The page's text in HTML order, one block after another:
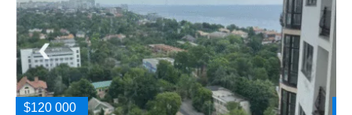
$120 000